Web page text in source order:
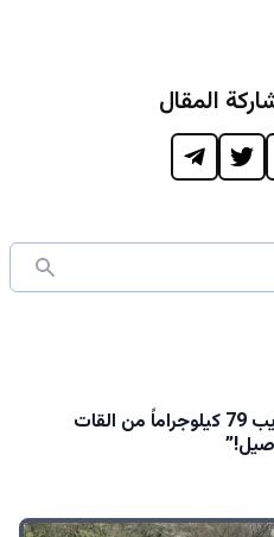
المقال
عملية أمنية محكمة تحبط تهريب 79 كيلوجراماً من القات